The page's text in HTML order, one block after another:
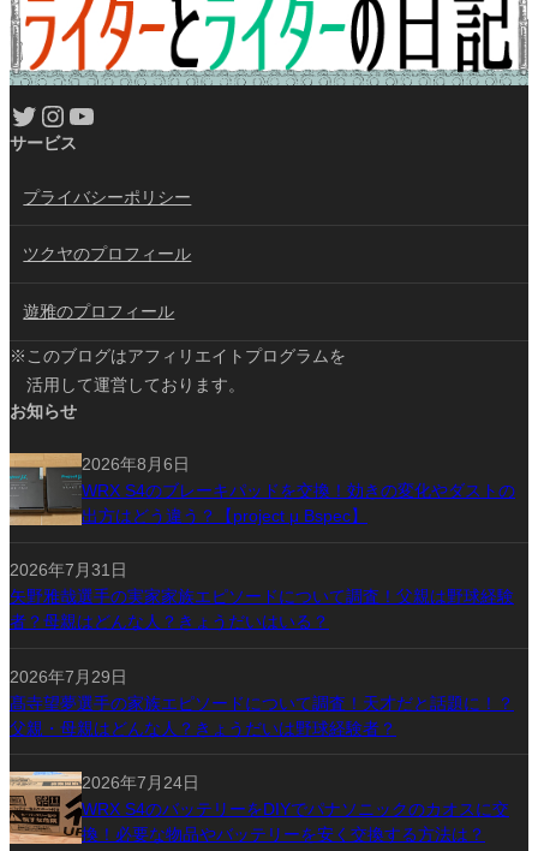
Twitter Instagram YouTube
サービス
プライバシーポリシー
ツクヤのプロフィール
遊雅のプロフィール
※このブログはアフィリエイトプログラムを
活用して運営しております。
お知らせ
2026年8月6日
WRX S4のブレーキパッドを交換！効きの変化やダストの
出方はどう違う？【project μ Bspec】
2026年7月31日
矢野雅哉選手の実家家族エピソードについて調査！父親は野球経験
者？母親はどんな人？きょうだいはいる？
2026年7月29日
髙寺望夢選手の家族エピソードについて調査！天才だと話題に！？
父親・母親はどんな人？きょうだいは野球経験者？
2026年7月24日
WRX S4のバッテリーをDIYでパナソニックのカオスに交
換！必要な物品やバッテリーを安く交換する方法は？